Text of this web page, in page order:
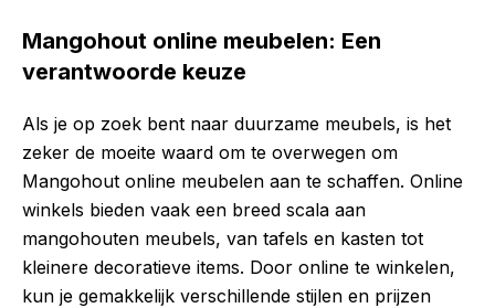
Mangohout online meubelen: Een
verantwoorde keuze
Als je op zoek bent naar duurzame meubels, is het
zeker de moeite waard om te overwegen om
Mangohout online meubelen aan te schaffen. Online
winkels bieden vaak een breed scala aan
mangohouten meubels, van tafels en kasten tot
kleinere decoratieve items. Door online te winkelen,
kun je gemakkelijk verschillende stijlen en prijzen